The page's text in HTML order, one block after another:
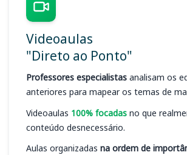
Videoaulas
"Direto ao Ponto"
Professores especialistas analisam os
anteriores para mapear os temas de
Videoaulas 100% focadas no que
conteúdo desnecessário.
Aulas organizadas na ordem de